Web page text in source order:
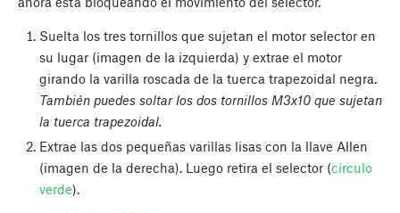
Suelta los tres tornillos que sujetan el motor selector en
su lugar (imagen de la izquierda) y extrae el motor
girando la varilla roscada de la tuerca trapezoidal negra.
También puedes soltar los dos tornillos M3x10 que sujetan
la tuerca trapezoidal.
Extrae las dos pequeñas varillas lisas con la llave Allen
(imagen de la derecha). Luego retira el selector (círculo
verde).